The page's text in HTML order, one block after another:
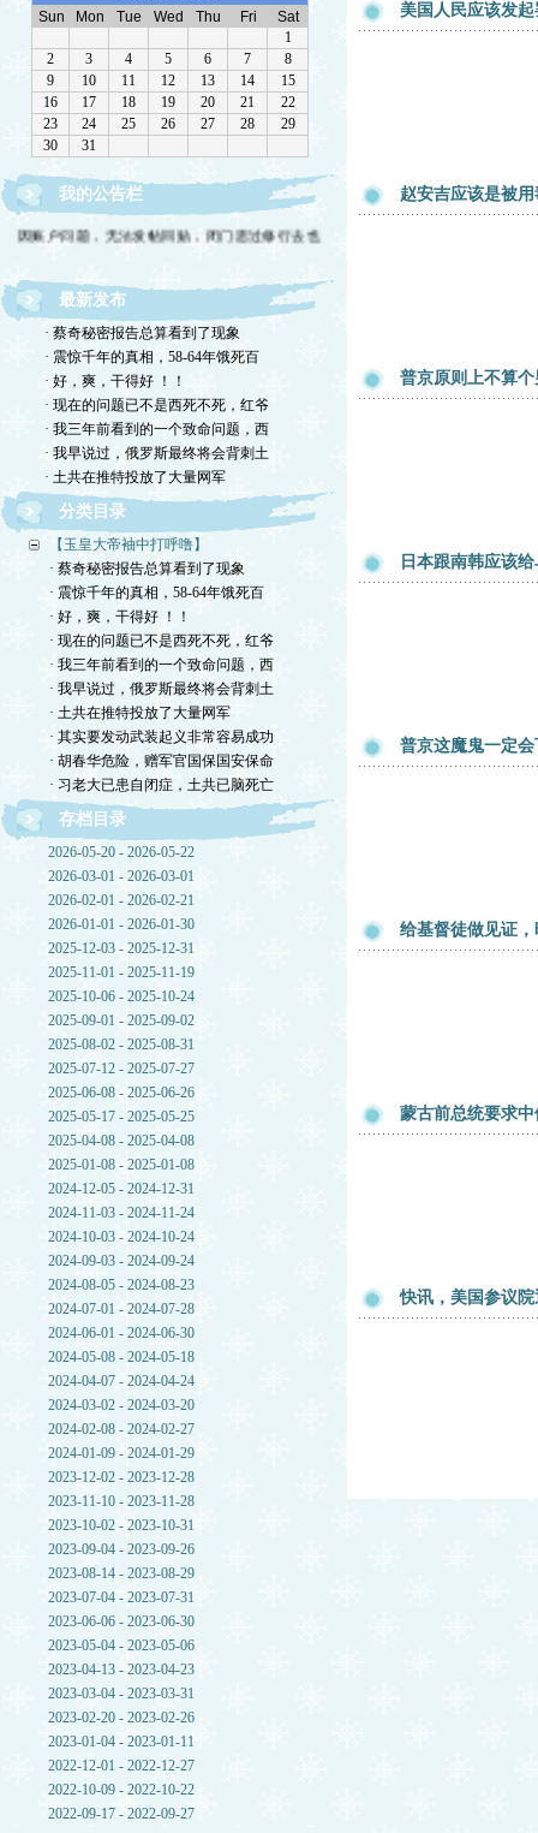
我的公告栏
因账户问题，无法发帖回贴，闭门思过修行去也
最新发布
· 蔡奇秘密报告总算看到了现象
· 震惊千年的真相，58-64年饿死百
· 好，爽，干得好 ！！
· 现在的问题已不是西死不死，红爷
· 我三年前看到的一个致命问题，西
· 我早说过，俄罗斯最终将会背刺土
· 土共在推特投放了大量网军
分类目录
【玉皇大帝袖中打呼噜】
· 蔡奇秘密报告总算看到了现象
· 震惊千年的真相，58-64年饿死百
· 好，爽，干得好 ！！
· 现在的问题已不是西死不死，红爷
· 我三年前看到的一个致命问题，西
· 我早说过，俄罗斯最终将会背刺土
· 土共在推特投放了大量网军
· 其实要发动武装起义非常容易成功
· 胡春华危险，赠军官国保国安保命
· 习老大已患自闭症，土共已脑死亡
存档目录
2026-05-20 - 2026-05-22
2026-03-01 - 2026-03-01
2026-02-01 - 2026-02-21
2026-01-01 - 2026-01-30
2025-12-03 - 2025-12-31
2025-11-01 - 2025-11-19
2025-10-06 - 2025-10-24
2025-09-01 - 2025-09-02
2025-08-02 - 2025-08-31
2025-07-12 - 2025-07-27
2025-06-08 - 2025-06-26
2025-05-17 - 2025-05-25
2025-04-08 - 2025-04-08
2025-01-08 - 2025-01-08
2024-12-05 - 2024-12-31
2024-11-03 - 2024-11-24
2024-10-03 - 2024-10-24
2024-09-03 - 2024-09-24
2024-08-05 - 2024-08-23
2024-07-01 - 2024-07-28
2024-06-01 - 2024-06-30
2024-05-08 - 2024-05-18
2024-04-07 - 2024-04-24
2024-03-02 - 2024-03-20
2024-02-08 - 2024-02-27
2024-01-09 - 2024-01-29
2023-12-02 - 2023-12-28
2023-11-10 - 2023-11-28
2023-10-02 - 2023-10-31
2023-09-04 - 2023-09-26
2023-08-14 - 2023-08-29
2023-07-04 - 2023-07-31
2023-06-06 - 2023-06-30
2023-05-04 - 2023-05-06
2023-04-13 - 2023-04-23
2023-03-04 - 2023-03-31
2023-02-20 - 2023-02-26
2023-01-04 - 2023-01-11
2022-12-01 - 2022-12-27
2022-10-09 - 2022-10-22
2022-09-17 - 2022-09-27
美国人民应该发
赵安吉应该是被
普京原则上不算
日本跟南韩应该
普京这魔鬼一定
给基督徒做见证
蒙古前总统要求
快讯，美国参议